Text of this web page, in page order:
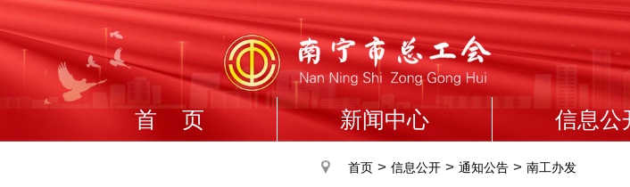
首 页 新闻中心 信息公
首页 > 信息公开 > 通知公告 > 南工办发